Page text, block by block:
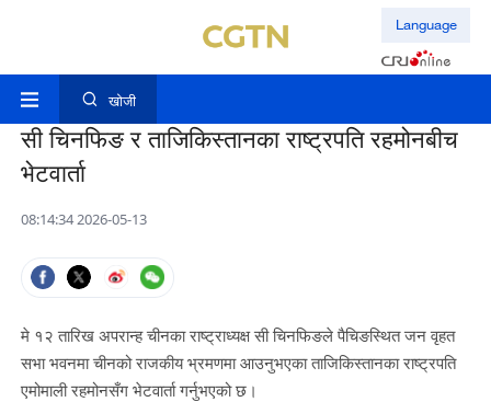
Language
खोजी
सी चिनफिङ र ताजिकिस्तानका राष्ट्रपति रहमोनबीच
भेटवार्ता
08:14:34 2026-05-13
मे १२ तारिख अपरान्ह चीनका राष्ट्राध्यक्ष सी चिनफिङले पैचिङस्थित जन वृहत
सभा भवनमा चीनको राजकीय भ्रमणमा आउनुभएका ताजिकिस्तानका राष्ट्रपति
एमोमाली रहमोनसँग भेटवार्ता गर्नुभएको छ।